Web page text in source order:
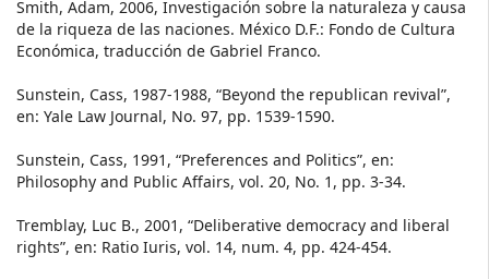
Smith, Adam, 2006, Investigación sobre la naturaleza y causa
de la riqueza de las naciones. México D.F.: Fondo de Cultura
Económica, traducción de Gabriel Franco.
Sunstein, Cass, 1987-1988, “Beyond the republican revival”,
en: Yale Law Journal, No. 97, pp. 1539-1590.
Sunstein, Cass, 1991, “Preferences and Politics”, en:
Philosophy and Public Affairs, vol. 20, No. 1, pp. 3-34.
Tremblay, Luc B., 2001, “Deliberative democracy and liberal
rights”, en: Ratio Iuris, vol. 14, num. 4, pp. 424-454.